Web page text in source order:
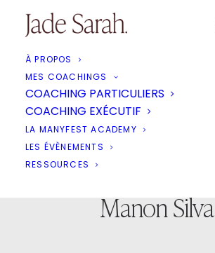
À PROPOS
MES COACHINGS
COACHING PARTICULIERS
COACHING EXÉCUTIF
LA MANYFEST ACADEMY
LES ÉVÈNEMENTS
RESSOURCES
Manon Silva